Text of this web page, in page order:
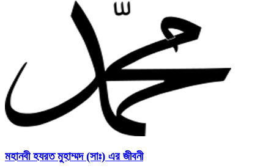
মহানবী হযরত মুহাম্মদ (সাঃ) এর জীবনী